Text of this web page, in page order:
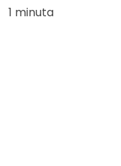
1 minuta